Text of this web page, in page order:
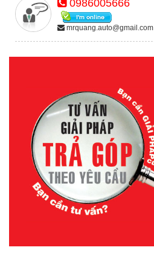
0986005666
mrquang.auto@gmail.com